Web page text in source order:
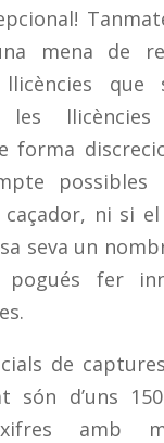
mena de
que
les
forma
possibles
caçador, ni si
seva un
pogués fer
de
són d’uns
amb